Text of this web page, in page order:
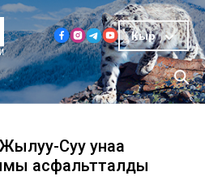
Кыр
Суу унаа
асфальтталды